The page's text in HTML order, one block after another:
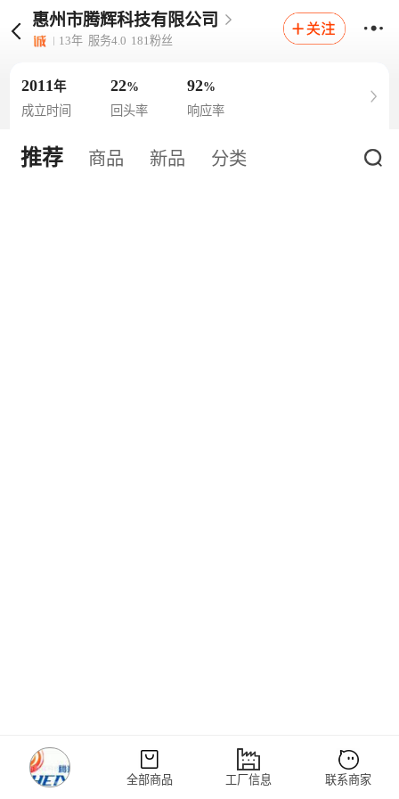
惠州市腾辉科技有限公司
13年 服务4.0 181粉丝
2011年
成立时间
22%
回头率
92%
响应率
推荐 商品 新品 分类
全部商品 工厂信息 联系商家